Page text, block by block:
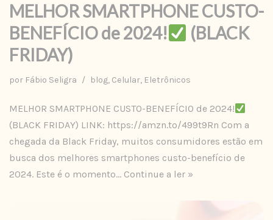
MELHOR SMARTPHONE CUSTO-
BENEFÍCIO de 2024!
(BLACK
FRIDAY)
por Fábio Seligra blog, Celular, Eletrônicos
MELHOR SMARTPHONE CUSTO-BENEFÍCIO de 2024!
(BLACK FRIDAY) LINK: https://amzn.to/499t9Rn Com a
chegada da Black Friday, muitos consumidores estão em
busca dos melhores smartphones custo-benefício de
2024. Este é o momento… Continue a ler »